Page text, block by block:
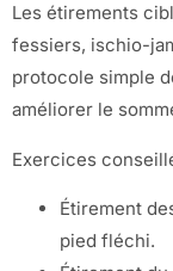
Les étirements
fessiers, ischio-
protocole simple
améliorer le
Exercices
Étirement
pied fléchi.